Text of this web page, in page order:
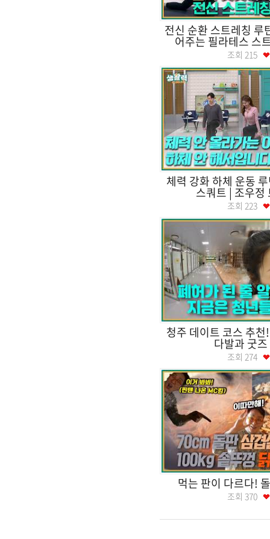
전신 순환 스트레칭 루
어주는 필라테스 스
조회 215
체력 강화 하체 운동
스쿼트 | 조우정
조회 223
청주 데이트 코스 추
다발과 굿
조회 274
먹는 판이 다르다!
조회 370